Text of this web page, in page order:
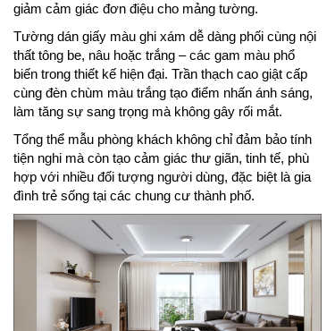
giảm cảm giác đơn điệu cho mảng tường.
Tường dán giấy màu ghi xám dễ dàng phối cùng nội
thất tông be, nâu hoặc trắng – các gam màu phổ
biến trong thiết kế hiện đại. Trần thạch cao giật cấp
cùng đèn chùm màu trắng tạo điểm nhấn ánh sáng,
làm tăng sự sang trọng mà không gây rối mắt.
Tổng thể mẫu phòng khách không chỉ đảm bảo tính
tiện nghi mà còn tạo cảm giác thư giãn, tinh tế, phù
hợp với nhiều đối tượng người dùng, đặc biệt là gia
đình trẻ sống tại các chung cư thành phố.